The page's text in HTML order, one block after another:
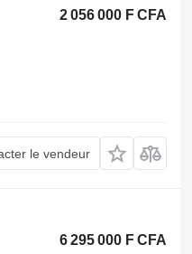
2 056 000 F CFA
le vendeur
6 295 000 F CFA